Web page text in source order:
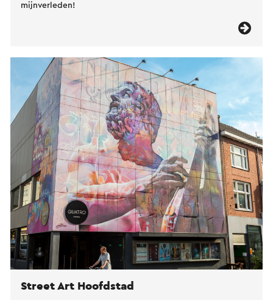
mijnverleden!
Street Art Hoofdstad